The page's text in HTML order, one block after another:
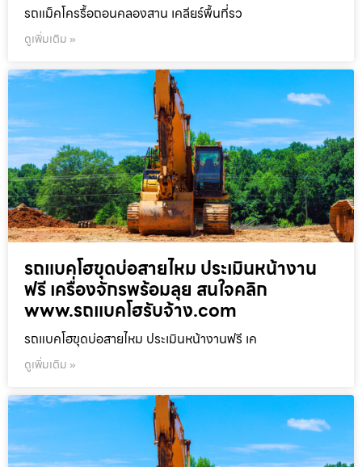
รถแม็คโครรื้อถอนคลองสาน เคลียร์พื้นที่รว
ดูเพิ่มเติม »
รถแบคโฮขุดบ่อสายไหม ประเมินหน้างาน
ฟรี เครื่องจักรพร้อมลุย สนใจคลิก
www.รถแบคโฮรับจ้าง.com
รถแบคโฮขุดบ่อสายไหม ประเมินหน้างานฟรี เค
ดูเพิ่มเติม »